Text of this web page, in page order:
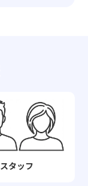
スタッフ